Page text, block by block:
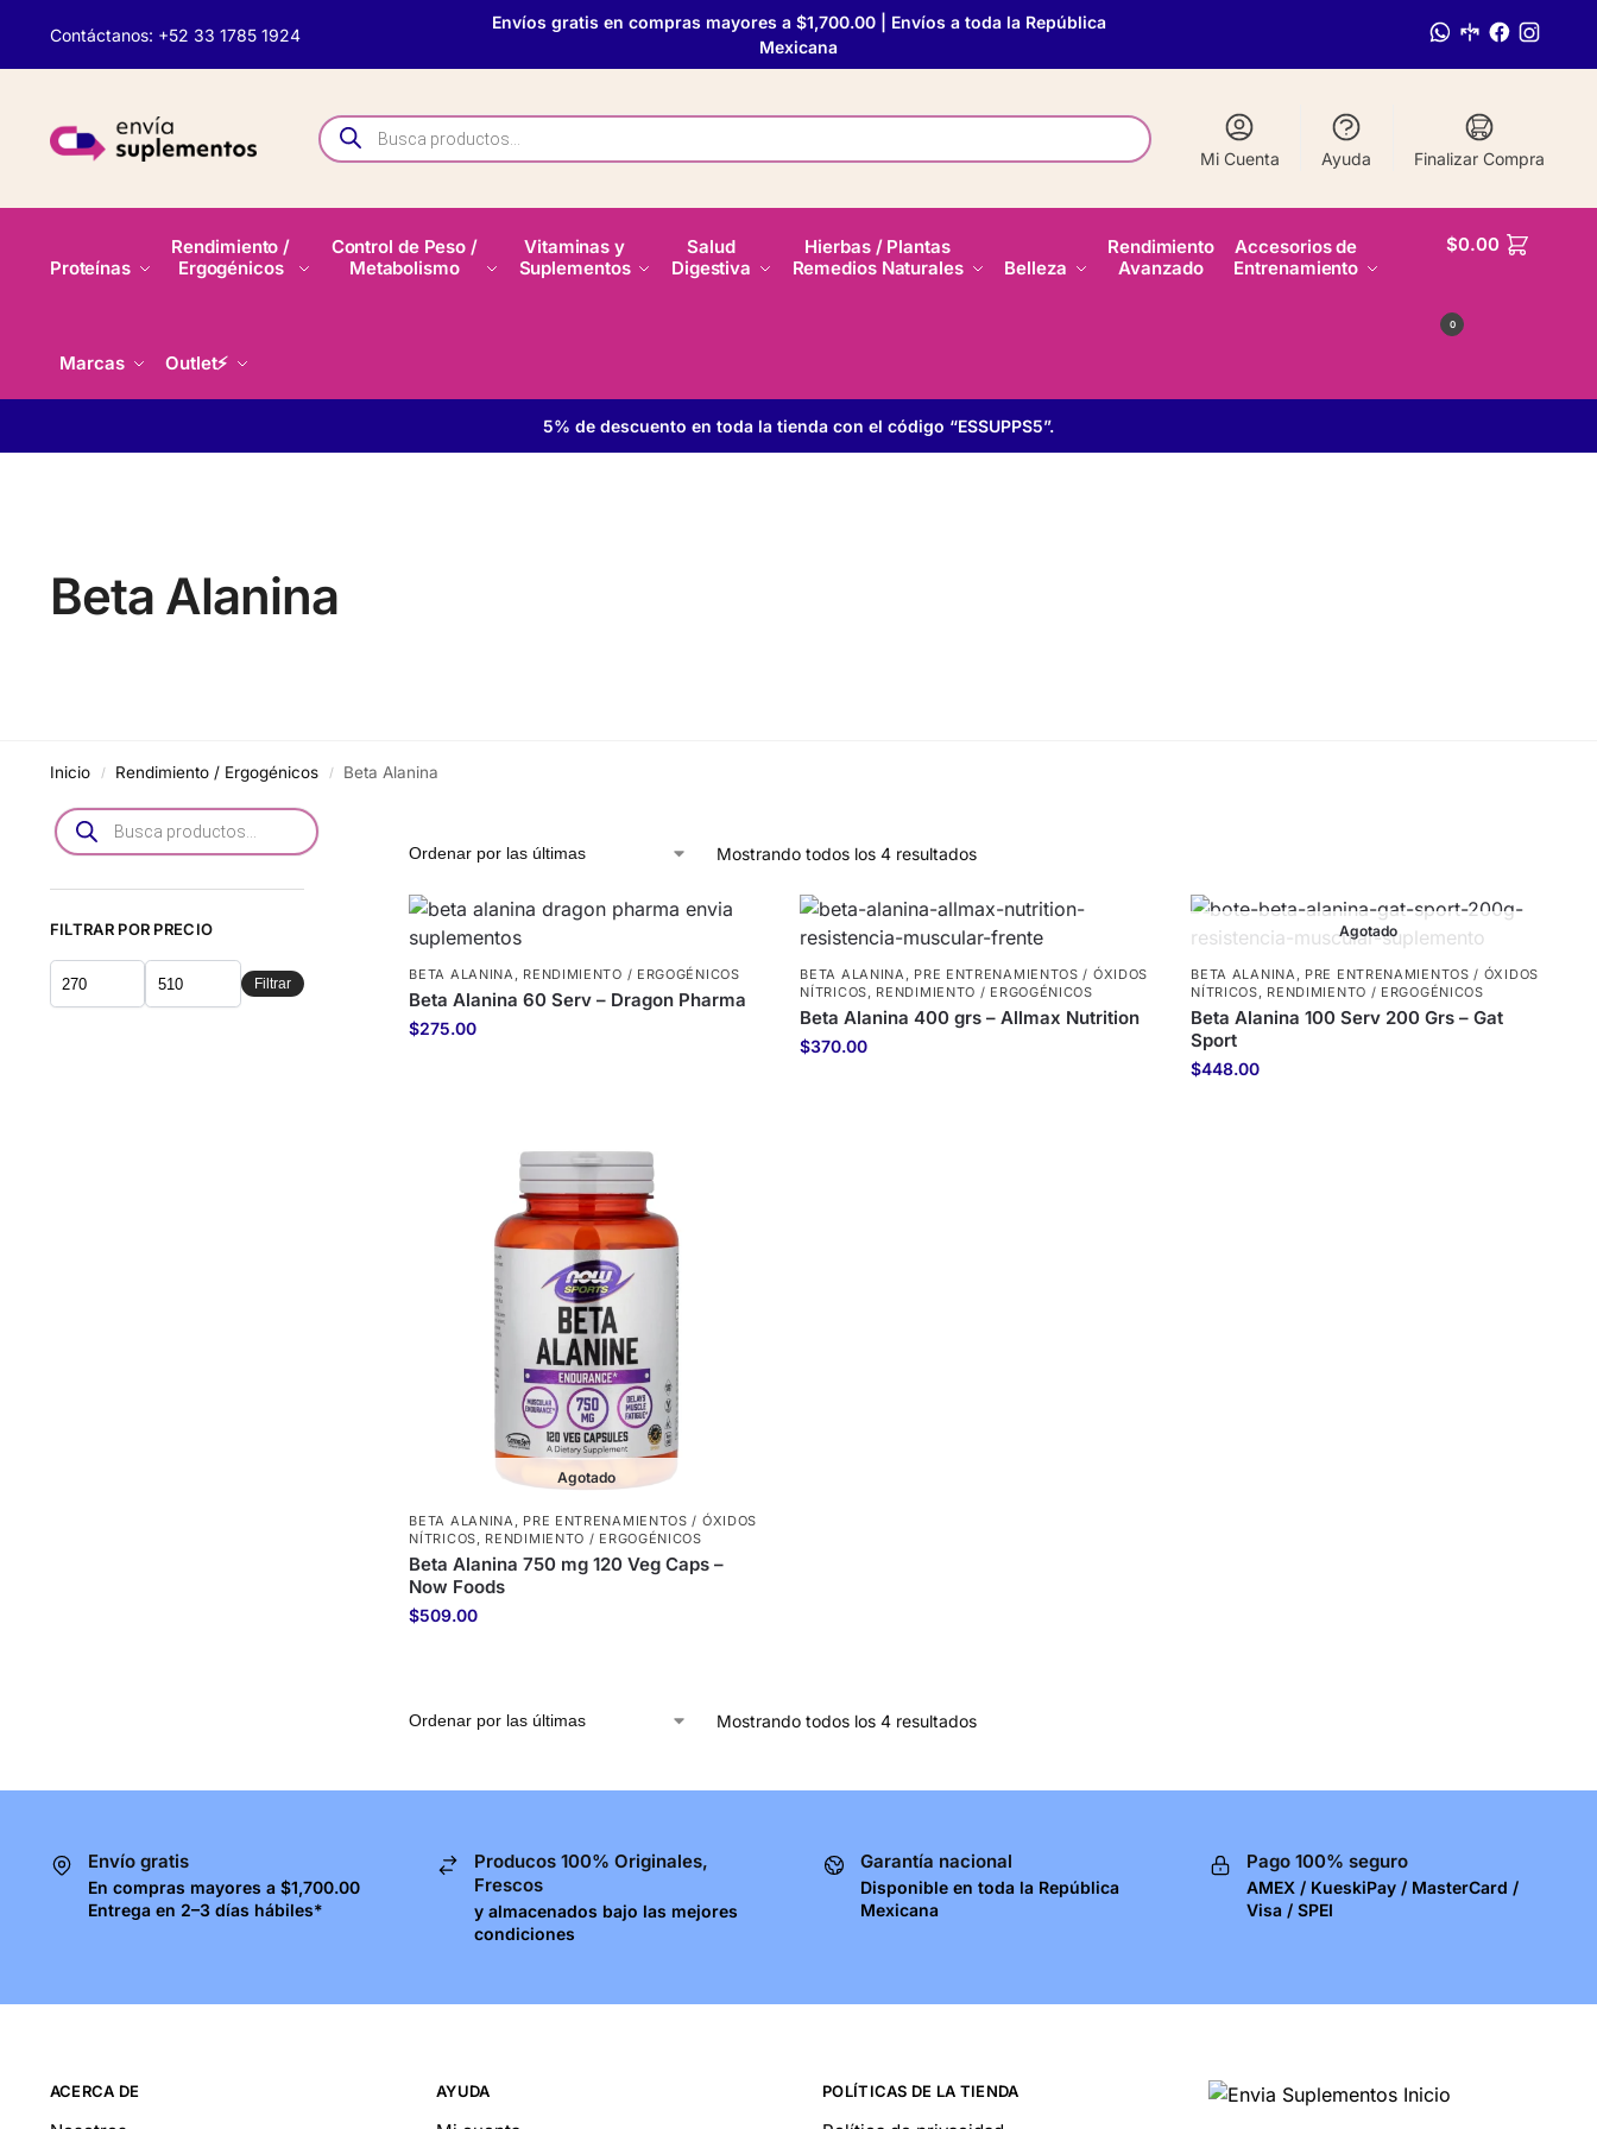
Contáctanos: +52 33 1785 1924
Envíos gratis en compras mayores a $1,700.00 | Envíos a toda la República
Mexicana
Mi Cuenta Ayuda Finalizar Compra
Proteínas
Rendimiento /
Ergogénicos
Control de Peso /
Metabolismo
Vitaminas y
Suplementos
Salud
Digestiva
Hierbas / Plantas
Remedios Naturales
Belleza
Rendimiento
Avanzado
Accesorios de
Entrenamiento
Marcas Outlet⚡
$0.00
0
5% de descuento en toda la tienda con el código “ESSUPPS5”.
Beta Alanina
Inicio / Rendimiento / Ergogénicos / Beta Alanina
Mostrando todos los 4 resultados
BETA ALANINA, RENDIMIENTO / ERGOGÉNICOS
Beta Alanina 60 Serv – Dragon Pharma
$275.00
BETA ALANINA, PRE ENTRENAMIENTOS / ÓXIDOS
NÍTRICOS, RENDIMIENTO / ERGOGÉNICOS
Beta Alanina 400 grs – Allmax Nutrition
$370.00
Agotado
BETA ALANINA, PRE ENTRENAMIENTOS / ÓXIDOS
NÍTRICOS, RENDIMIENTO / ERGOGÉNICOS
Beta Alanina 100 Serv 200 Grs – Gat
Sport
$448.00
Agotado
BETA ALANINA, PRE ENTRENAMIENTOS / ÓXIDOS
NÍTRICOS, RENDIMIENTO / ERGOGÉNICOS
Beta Alanina 750 mg 120 Veg Caps –
Now Foods
$509.00
Mostrando todos los 4 resultados
FILTRAR POR PRECIO
Filtrar
Envío gratis
En compras mayores a $1,700.00
Entrega en 2–3 días hábiles*
Producos 100% Originales,
Frescos
y almacenados bajo las mejores
condiciones
Garantía nacional
Disponible en toda la República
Mexicana
Pago 100% seguro
AMEX / KueskiPay / MasterCard /
Visa / SPEI
ACERCA DE AYUDA POLÍTICAS DE LA TIENDA